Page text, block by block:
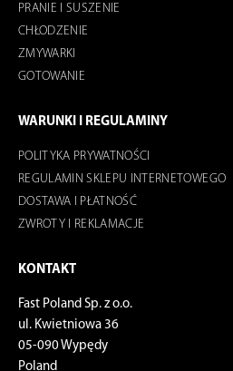
PRANIE I SUSZENIE
CHŁODZENIE
ZMYWARKI
GOTOWANIE
WARUNKI I REGULAMINY
POLITYKA PRYWATNOŚCI
REGULAMIN SKLEPU INTERNETOWEGO
DOSTAWA I PŁATNOŚĆ
ZWROTY I REKLAMACJE
KONTAKT
Fast Poland Sp. z o.o.
ul. Kwietniowa 36
05-090 Wypędy
Poland